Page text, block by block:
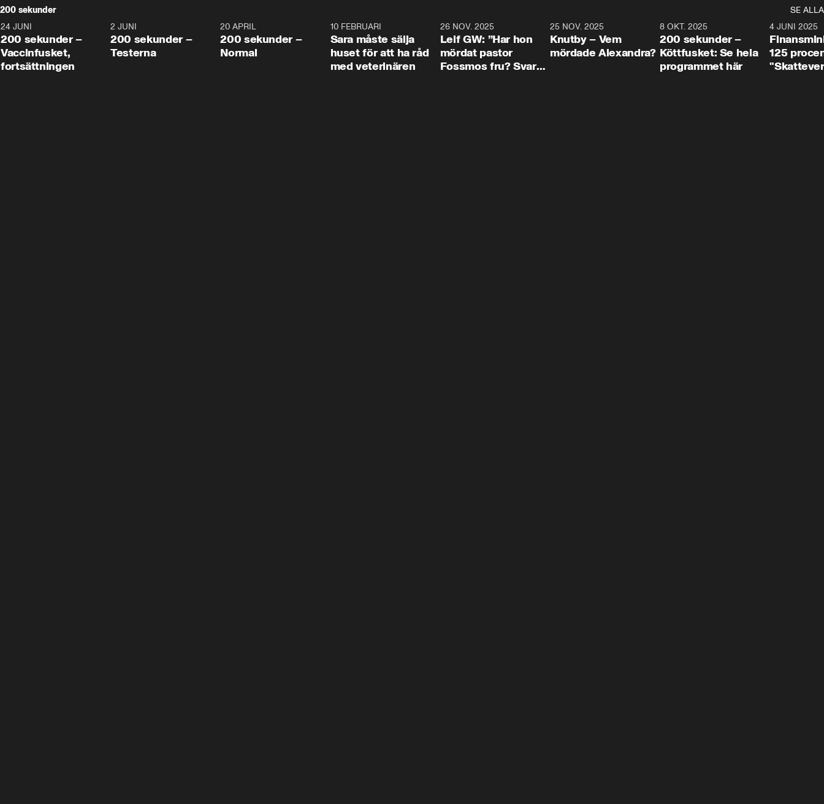
200 sekunder
SE ALLA
5:00
24 JUNI
200 sekunder –
Vaccinfusket,
fortsättningen
4:23
2 JUNI
200 sekunder –
Testerna
20 APRIL
200 sekunder –
Normal
10 FEBRUARI
Sara måste sälja
huset för att ha råd
med veterinären
26 NOV. 2025
Leif GW: ”Har hon
mördat pastor
Fossmos fru? Svar
31:05
25 NOV. 2025
Knutby – Vem
mördade Alexandra?
4:29
8 OKT. 2025
200 sekunder –
Köttfusket: Se hela
programmet här
4 JUNI 2025
125